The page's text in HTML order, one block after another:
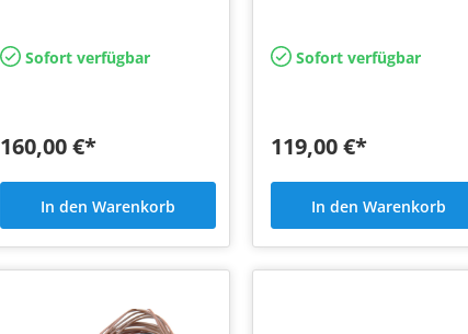
Sofort verfügbar
160,00 €*
In den Warenkorb
Sofort verfügbar
119,00 €*
In den Warenkorb